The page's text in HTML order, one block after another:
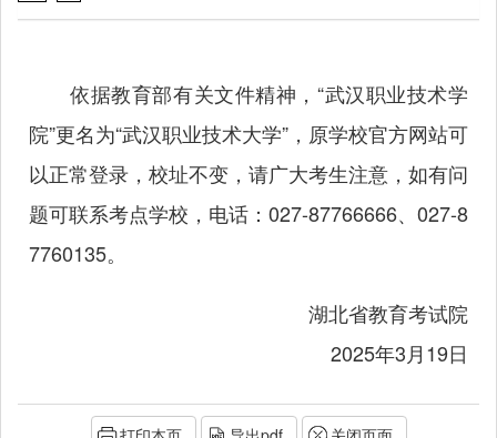
依据教育部有关文件精神，“武汉职业技术学
院”更名为“武汉职业技术大学”，原学校官方网站可
以正常登录，校址不变，请广大考生注意，如有问
题可联系考点学校，电话：027-87766666、027-8
7760135。
湖北省教育考试院
2025年3月19日